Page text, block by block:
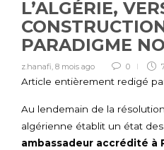
L’ALGÉRIE,
PARADIGME
z.hanafi 8 mois ago 0
Article entièrement redigé
Au lendemain de la
algérienne établit un état
ambassadeur accrédité à